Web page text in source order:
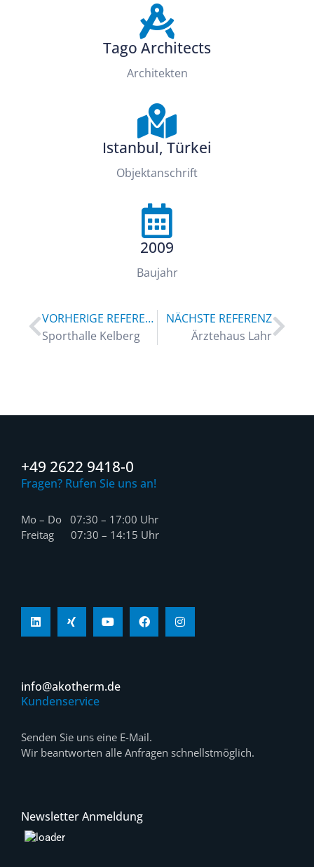
Tago Architects
Architekten
Istanbul, Türkei
Objektanschrift
2009
Baujahr
VORHERIGE REFERENZ
Sporthalle Kelberg
NÄCHSTE REFERENZ
Ärztehaus Lahr
+49 2622 9418-0
Fragen? Rufen Sie uns an!
Mo – Do 07:30 – 17:00 Uhr
Freitag 07:30 – 14:15 Uhr
info@akotherm.de
Kundenservice
Senden Sie uns eine E-Mail.
Wir beantworten alle Anfragen schnellstmöglich.
Newsletter Anmeldung